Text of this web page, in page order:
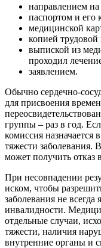
направлением
паспортом и его
медицинской
копией трудовой
выпиской из
проходил
заявлением.
Обычно сердечно-
для присвоения
группы – раз в год.
комиссия назначается
тяжести
может получить отказ
При несовпадении
иском, чтобы
заболевания не
инвалидности.
отдельные случаи,
тяжести, наличия
внутренние органы и